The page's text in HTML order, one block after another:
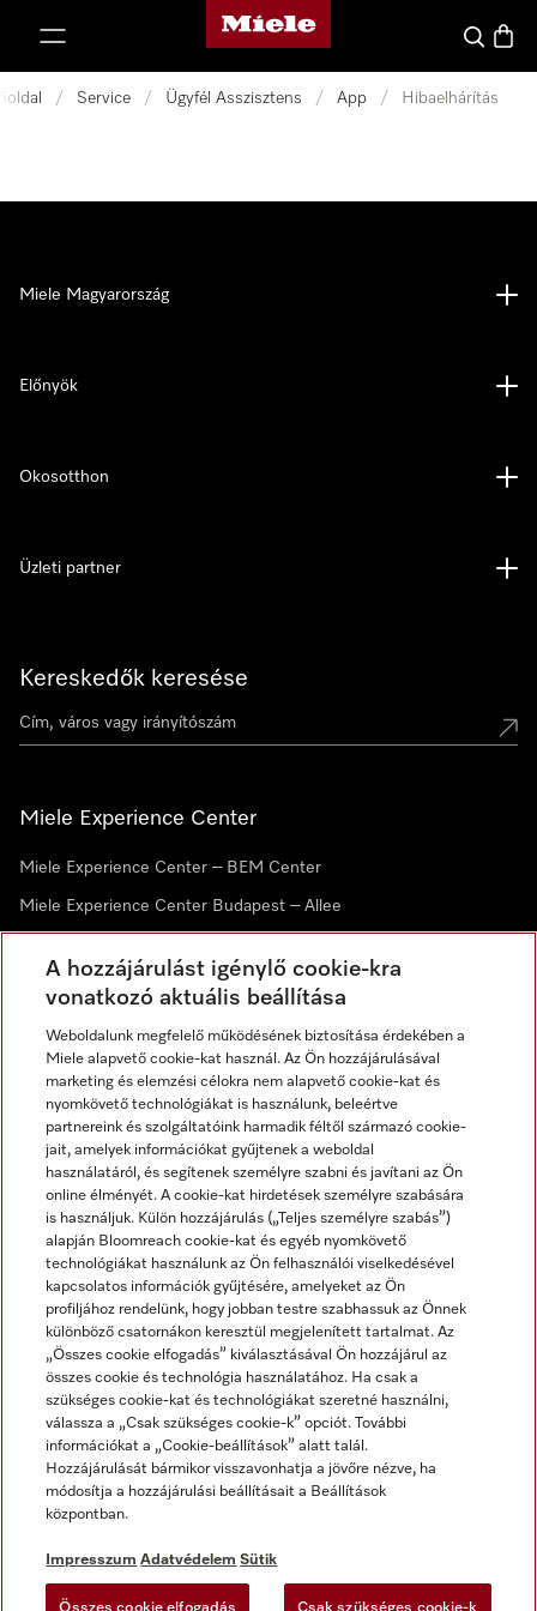
Miele honlapja
Kereses
/ Service / Ügyfél Asszisztens / App / Hibaelhárítás
Kereskedők keresése
Miele Experience Center
Miele Experience Center – BEM Center
Miele Experience Center Budapest – Allee
Hírlevél
Miele Magyarország
Előnyök
Okosotthon
Üzleti partner
Impresszum
ÁSZF
Adatvédelem
Felhasználási feltételek
Akadálymentességi Nyilatkozat
Digitális Szolgáltatásokról szóló törvény
Miele a YouTube-on
Miele a Facebookon
Miele az Instagramon
A hozzájárulást igénylő cookie-kra
vonatkozó aktuális beállítása
Weboldalunk megfelelő működésének biztosítása érdekében a
Miele alapvető cookie-kat használ. Az Ön hozzájárulásával
marketing és elemzési célokra nem alapvető cookie-kat és
nyomkövető technológiákat is használunk, beleértve
partnereink és szolgáltatóink harmadik féltől származó cookie-
jait, amelyek információkat gyűjtenek a weboldal
használatáról, és segítenek személyre szabni és javítani az Ön
online élményét. A cookie-kat hirdetések személyre szabására
is használjuk. Külön hozzájárulás („Teljes személyre szabás”)
alapján Bloomreach cookie-kat és egyéb nyomkövető
technológiákat használunk az Ön felhasználói viselkedésével
kapcsolatos információk gyűjtésére, amelyeket az Ön
profiljához rendelünk, hogy jobban testre szabhassuk az Önnek
különböző csatornákon keresztül megjelenített tartalmat. Az
„Összes cookie elfogadás” kiválasztásával Ön hozzájárul az
összes cookie és technológia használatához. Ha csak a
szükséges cookie-kat és technológiákat szeretné használni,
válassza a „Csak szükséges cookie-k” opciót. További
információkat a „Cookie-beállítások” alatt talál.
Hozzájárulását bármikor visszavonhatja a jövőre nézve, ha
módosítja a hozzájárulási beállításait a Beállítások
központban.
Impresszum Adatvédelem Sütik